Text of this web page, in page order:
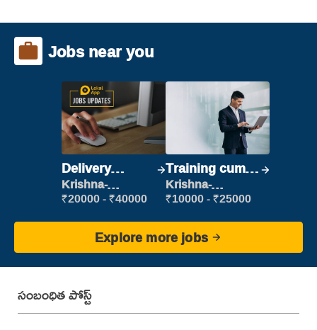
Jobs near you
Delivery
Executive
Krishna-
vijayawada
₹20000 - ₹40000
Training cum
Placement
Krishna-
vijayawada
₹10000 - ₹25000
Explore more jobs
సంబంధిత పోస్ట్